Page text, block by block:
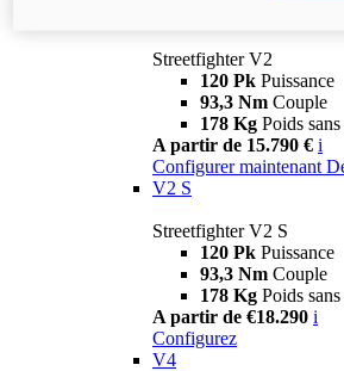
Streetfighter V2
120 Pk Puissance
93,3 Nm Couple
178 Kg Poids
A partir de 15.790 € i
Configurer maintenant
V2 S
Streetfighter V2 S
120 Pk Puissance
93,3 Nm Couple
178 Kg Poids
A partir de €18.290 i
Configurez
V4